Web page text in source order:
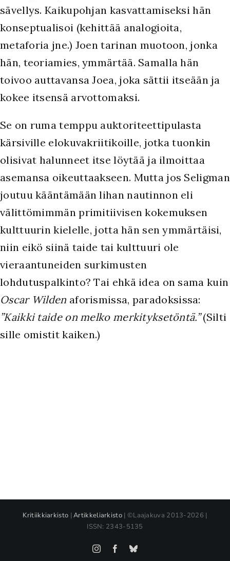
sävellys. Kaikupohjan kasvattamiseksi hän
konseptualisoi (kehittää analogioita,
metaforia jne.) Joen tarinan muotoon, jonka
hän, teoriamies, ymmärtää. Samalla hän
toivoo auttavansa Joea, joka sättii itseään ja
kokee itsensä arvottomaksi.
Se on ruma temppu auktoriteettipulasta
kärsiville elokuvakriitikoille, jotka tuonkin
olisivat halunneet itse löytää ja ilmoittaa
asemansa oikeuttaakseen. Mutta jos Seligman
joutuu kääntämään lihan nautinnon eli
välittömimmän primitiivisen kokemuksen
kulttuurin kielelle, jotta hän sen ymmärtäisi,
niin eikö siinä taide tai kulttuuri ole
vieraantuneiden surkimusten
lohdutuspalkinto? Tai ehkä idea on sama kuin
Oscar Wilden aforismissa, paradoksissa:
”Kaikki taide on melko merkityksetöntä.”(Silti
sille omistit kaiken.)
Kritiikkiarkisto |Artikkeliarkisto | ©Laajakuva 2013-2026 |
ISSN: 2343-5135
InstagramFacebookBluesky